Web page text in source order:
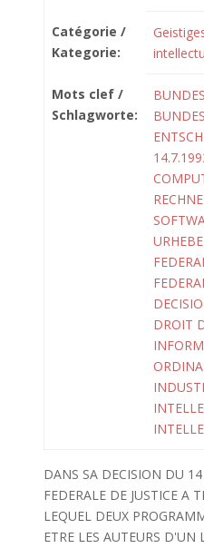
Catégorie /
Kategorie:
Mots clef /
Schlagworte:
DROIT
DANS SA DECISION DU
FEDERALE DE JUSTICE A
LEQUEL DEUX
ETRE LES AUTEURS D'UN